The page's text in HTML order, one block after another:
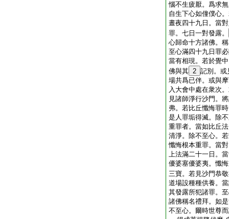
惱不生疲厭。爲求
自生下心如僮僕心
晝夜四十九日。當
罪。七日一對發露。
心歸命十方諸佛。
至心滿四十九日罪
當有相現。若於覺
佛與其 2 記別。或
場共爲已伴。或與
入大會中處在衆次
見諸師淨行沙門。
弗。若比丘懺悔罪
是人罪垢得滅。除
重罪者。當如比丘
清淨。除不至心。
懺悔根本重罪。當
上法滿二十一日。
優婆塞優婆夷。懺
三寶。若見沙門恭
道場設種種供養。
其發露所犯諸罪。
諸佛稱名禮拜。如
不至心。爾時世尊